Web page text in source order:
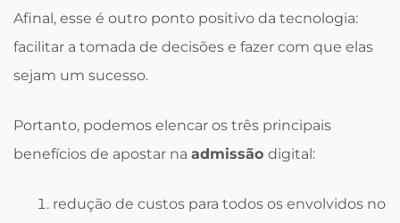
Afinal, esse é outro ponto positivo da tecnologia:
facilitar a tomada de decisões e fazer com que elas
sejam um sucesso.
Portanto, podemos elencar os três principais
benefícios de apostar na admissão digital:
redução de custos para todos os envolvidos no